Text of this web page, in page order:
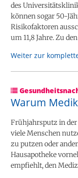
des
können sogar 50-
Risikofaktoren
um 11,8 Jahre. Zu
Weiter zur
Warum
Frühjahrsputz in
viele Menschen
zu putzen oder
Hausapotheke
empfiehlt, den